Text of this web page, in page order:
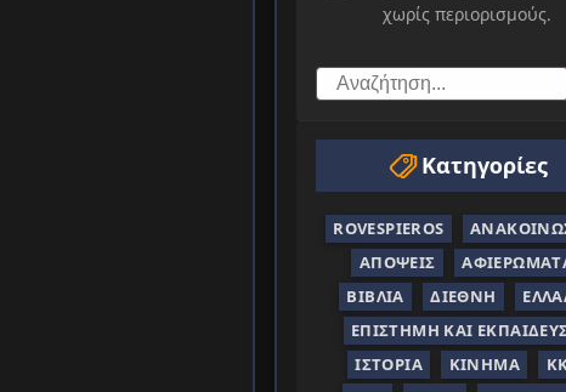
χωρίς περιορισμούς.
Κατηγορίες
ROVESPIEROS
ΑΠΌΨΕΙΣ
ΒΙΒΛΊΑ
ΔΙΕΘΝΉ
ΕΠΙΣΤΉΜΗ ΚΑΙ
ΙΣΤΟΡΊΑ
ΚΊΝΗΜΑ